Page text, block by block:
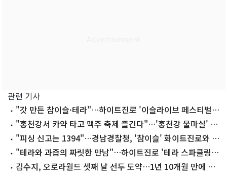
관련 기사
"갓 만든 참이슬·테라"…하이트진로 '이슬라이브 페스티벌'
개최"홍천강서 카약 타고 맥주 축제 즐긴다"…'홍천강 물마실' 7
일 개막
"피싱 신고는 1394"…경남경찰청, '참이슬' 화이트진로와 협
업 "테라와 과즙의 짜릿한 만남"…하이트진로 '테라 스파클링'
출시김수지, 오로라월드 셋째 날 선두 도약…1년 10개월 만에 우